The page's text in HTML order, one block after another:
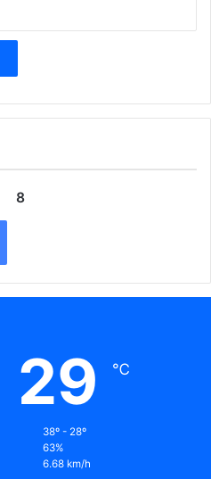
8
29 ℃
38º - 28º
63%
6.68 km/h